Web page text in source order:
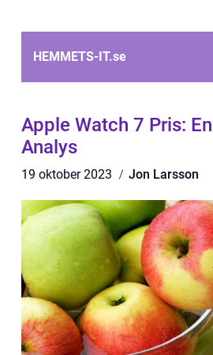
HEMMETS-IT.se
Apple Watch 7 Pris:
Analys
19 oktober 2023 Jon Larsson